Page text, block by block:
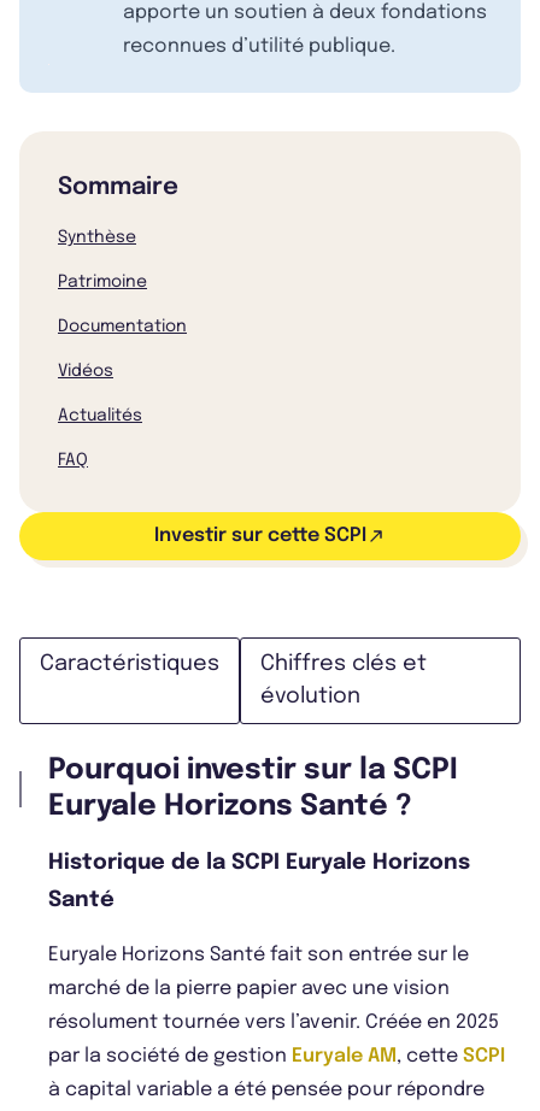
apporte un soutien à deux fondations
reconnues d’utilité publique.
Sommaire
Synthèse
Patrimoine
Documentation
Vidéos
Actualités
FAQ
Investir sur cette SCPI
Caractéristiques
Chiffres clés et
évolution
Pourquoi investir sur la SCPI
Euryale Horizons Santé ?
Historique de la SCPI Euryale Horizons
Santé
Euryale Horizons Santé fait son entrée sur le
marché de la pierre papier avec une vision
résolument tournée vers l’avenir. Créée en 2025
par la société de gestion Euryale AM, cette SCPI
à capital variable a été pensée pour répondre